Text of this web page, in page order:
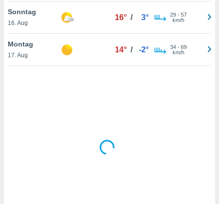
Sonntag
16. Aug
16° / 3° 29- 57
km/h
Montag
17. Aug
14° / -2° 34- 69
km/h